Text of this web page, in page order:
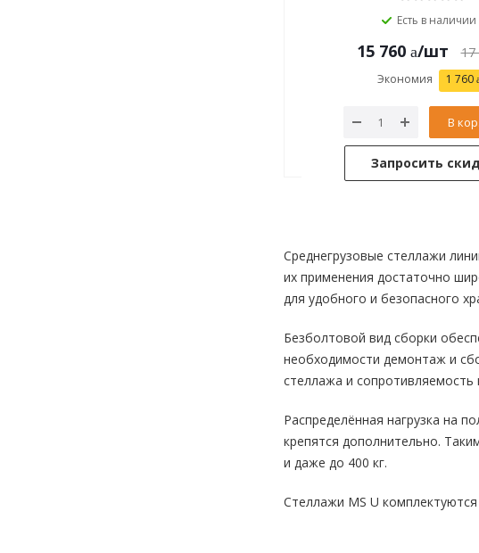
Есть в наличии
15 760 /шт 17
Экономия 1 760
В
Запросить
Среднегрузовые стеллажи
их применения достаточно
для удобного и безопасного
Безболтовой вид сборки
необходимости демонтаж и
стеллажа и сопротивляемость
Распределённая нагрузка на
крепятся дополнительно.
и даже до 400 кг.
Стеллажи MS U